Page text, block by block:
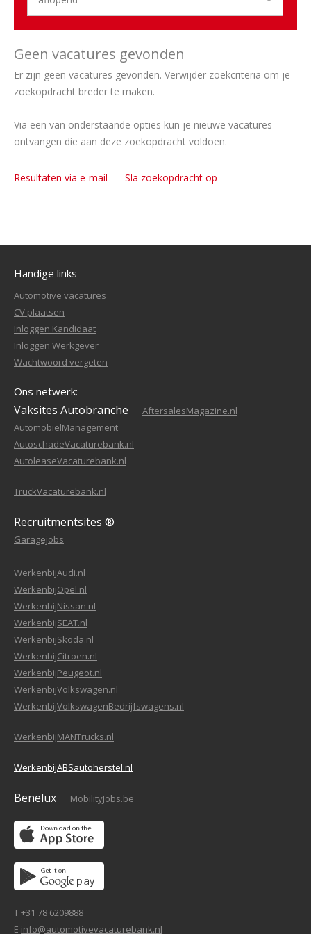
Geen vacatures gevonden
Er zijn geen vacatures gevonden. Verwijder zoekcriteria om je
zoekopdracht breder te maken.
Via een van onderstaande opties kun je nieuwe vacatures
ontvangen die aan deze zoekopdracht voldoen.
Resultaten via e-mail Sla zoekopdracht op
Handige links
Automotive vacatures
CV plaatsen
Inloggen Kandidaat
Inloggen Werkgever
Wachtwoord vergeten
Ons netwerk:
Vaksites Autobranche
AftersalesMagazine.nl
AutomobielManagement
AutoschadeVacaturebank.nl
AutoleaseVacaturebank.nl
TruckVacaturebank.nl
Recruitmentsites ®
Garagejobs
WerkenbijAudi.nl
WerkenbijOpel.nl
WerkenbijNissan.nl
WerkenbijSEAT.nl
WerkenbijSkoda.nl
WerkenbijCitroen.nl
WerkenbijPeugeot.nl
WerkenbijVolkswagen.nl
WerkenbijVolkswagenBedrijfswagens.nl
WerkenbijMANTrucks.nl
WerkenbijABSautoherstel.nl
Benelux MobilityJobs.be
T +31 78 6209888
E info@automotivevacaturebank.nl